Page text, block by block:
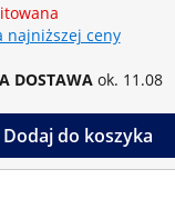
najniższej ceny
DOSTAWA ok. 11.08
Dodaj do koszyka